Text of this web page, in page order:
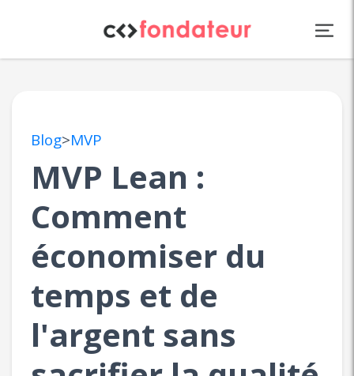
Blog>MVP
MVP Lean :
Comment
économiser du
temps et de
l'argent sans